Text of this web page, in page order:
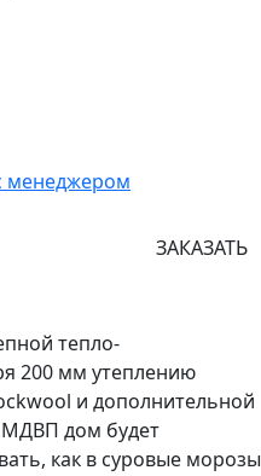
менеджером
ЗАКАЗАТЬ
тепло-
200 мм утеплению
и дополнительной
дом будет
как в суровые морозы